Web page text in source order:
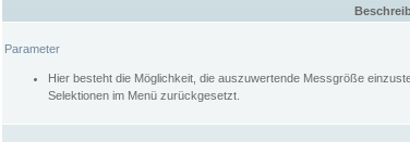
Parameter
Hier besteht die Möglichkeit, die auszuwertende Messgröße
Selektionen im Menü zurückgesetzt.